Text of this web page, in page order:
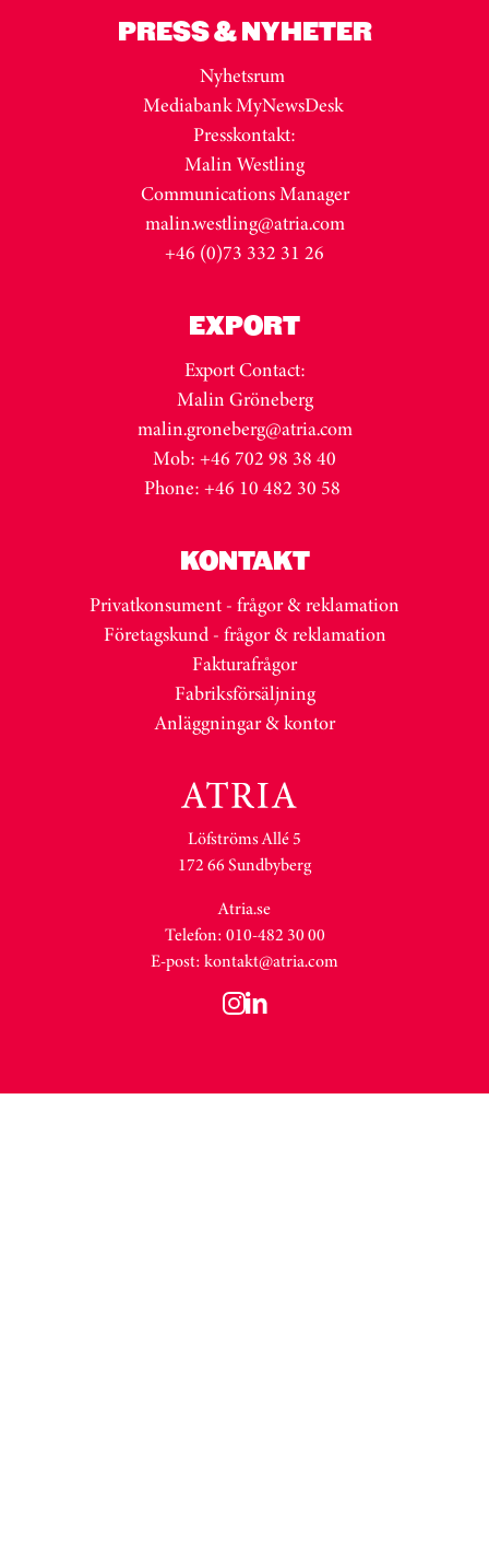
PRESS & NYHETER
Nyhetsrum
Mediabank MyNewsDesk
Presskontakt:
Malin Westling
Communications Manager
malin.westling@atria.com
+46 (0)73 332 31 26
EXPORT
Export Contact:
Malin Gröneberg
malin.groneberg@atria.com
Mob: +46 702 98 38 40
Phone: +46 10 482 30 58
KONTAKT
Privatkonsument - frågor & reklamation
Företagskund - frågor & reklamation
Fakturafrågor
Fabriksförsäljning
Anläggningar & kontor
Löfströms Allé 5
172 66 Sundbyberg
Atria.se
Telefon: 010-482 30 00
E-post: kontakt@atria.com